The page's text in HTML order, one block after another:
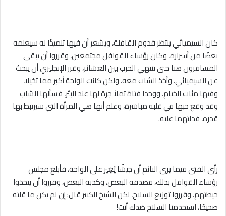
كان السيميائي ينتظر قدوم القافلة، ويشعر أن فيها تلميذًا له سيعلمه
بعضًا من أسراره، وكان رؤساء القوافل مجتمعين، وقرروا أن يبقى
المسافرون هنا حتى تنتهي الحرب بين العشائر، وقرر الإنجليزي أن يبحث
عن السيميائي، وأخذ الشاب معه، ولكن كانت الواحة أكبر مما تخيلا،
وفيها مئات الخيام، ووجدا فتاة تملأ جرة لها عند البئر، فسألها الشاب
وقد وقع حبها في قلبه مباشرة، وعلم أنها هي المرأة التي سيرتبط بها
قدره، فدلتهما عليه.
رأى الفتى فيما يرى النائم أن جيشًا يُغِير على الواحة، فأبلغ مجلس
رؤساء القوافل بذلك، فصدقه البعض، وكذبه البعض، وقرروا أن يتخذوا
حيطتهم، وقرروا توزيع السلاح، لكن الشيخ الكبير قال: إن لم يكن ما قلته
صحيحًا، استخدمنا السلاح ضدك أنت!